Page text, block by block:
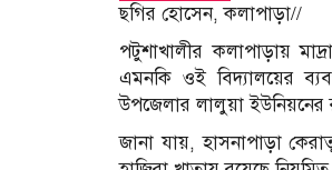
ছগির হোসেন, কলাপাড়া//
পটুশাখালীর কলাপাড়ায়
এমনকি ওই বিদ্যালয়ের
উপজেলার লালুয়া ইউনিয়নের
জানা যায়, হাসনাপাড়া